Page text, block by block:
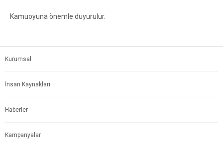
Kamuoyuna önemle duyurulur.
Kurumsal
İnsan Kaynakları
Haberler
Kampanyalar